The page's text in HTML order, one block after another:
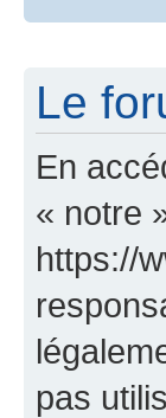
Le
En
« notre
https://
pas